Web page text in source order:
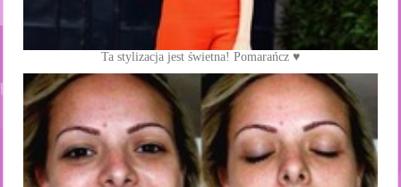
Ta stylizacja jest świetna! Pomarańcz ♥